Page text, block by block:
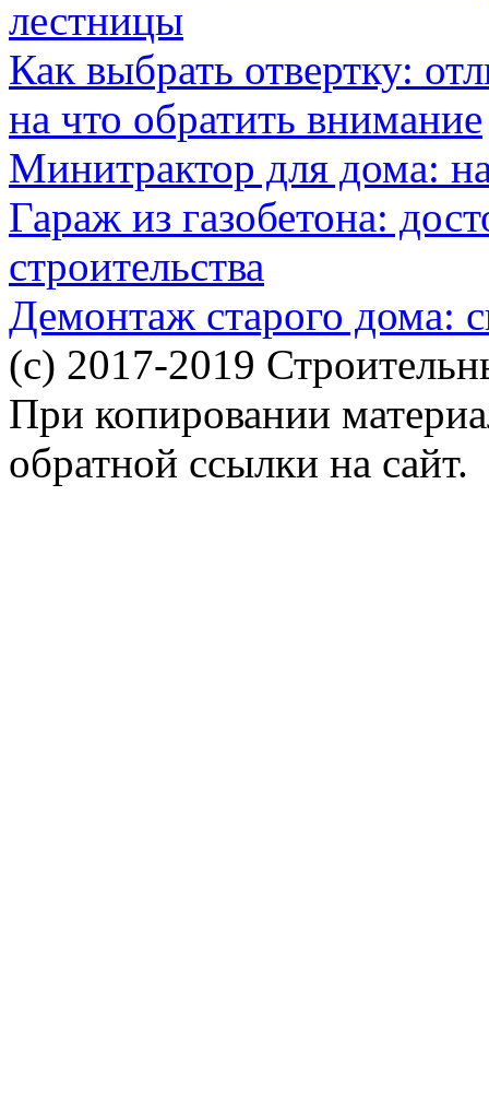
лестницы
Как выбрать отвертку:
на что обратить внимание
Минитрактор для дома:
Гараж из газобетона:
строительства
Демонтаж старого дома:
(c) 2017-2019
При копировании
обратной ссылки на сайт.